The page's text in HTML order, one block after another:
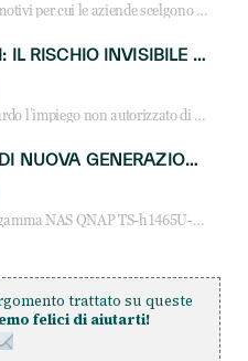
HP ProBook: 5 motivi per cui le aziende scelgono i notebook business HP per migliorare produttività, sicurezza e gestione dell’AI.
SHADOW AI: IL RISCHIO INVISIBILE CHE LE AZIENDE POSSONO GOVERNARE
Shadow AI riguardo l’impiego non autorizzato di sistemi AI all’interno dell’azienda. E’ una pratica che si diffonde a partire dai dipendenti fino ai dirigenti e mette a repentaglio la cybersecurity, con costi più elevati per le organizzazioni. Due recenti report illustrano il fenomeno e forniscono dati in merito
NAS QNAP DI NUOVA GENERAZIONE: PIÙ PRESTAZIONI, SCALABILITÀ E PROTEZIONE DEI DATI PER LE INFRASTRUTTURE IT MODERNE
Scopri la nuova gamma NAS QNAP TS-h1465U-RP, TS-h1065eU e TS-h665U: storage aziendale con ZFS, DDR5, E1.S NVMe e connettività 2.5GbE per backup, virtualizzazione e cybersecurity.
trattato su queste
felici di aiutarti!